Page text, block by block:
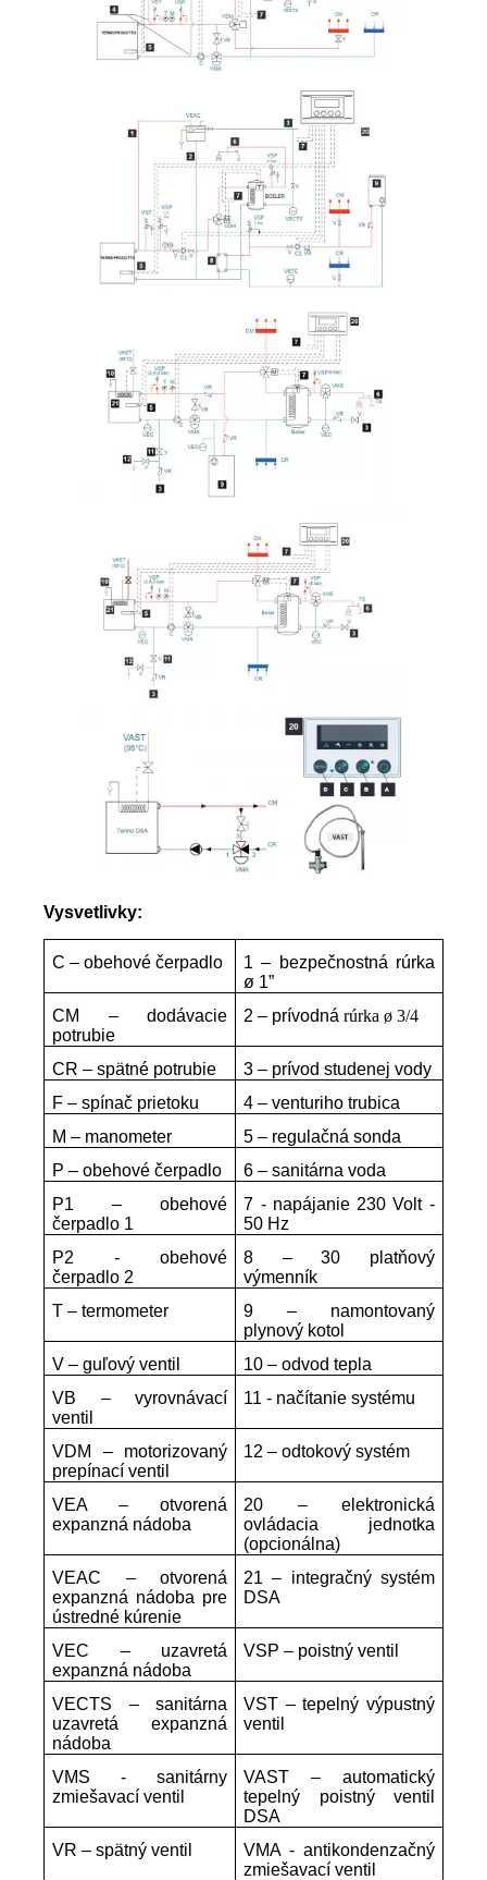
Vysvetlivky:
C – obehové čerpadlo
1 – bezpečnostná rúrka
ø 1”
CM – dodávacie
potrubie
2 – prívodnárúrka ø 3/4
CR – spätné potrubie
3 – prívod studenej vody
F – spínač prietoku
4 – venturiho trubica
M – manometer
5 – regulačná sonda
P – obehové čerpadlo
6 – sanitárna voda
P1 – obehové
čerpadlo 1
7 - napájanie 230 Volt -
50 Hz
P2 - obehové
čerpadlo 2
8 – 30 platňový
výmenník
T – termometer
9 – namontovaný
plynový kotol
V – guľový ventil
10 – odvod tepla
VB – vyrovnávací
ventil
11 - načítanie systému
VDM – motorizovaný
prepínací ventil
12 – odtokový systém
VEA – otvorená
expanzná nádoba
20 – elektronická
ovládacia jednotka
(opcionálna)
VEAC – otvorená
expanzná nádoba pre
ústredné kúrenie
21 – integračný systém
DSA
VEC – uzavretá
expanzná nádoba
VSP – poistný ventil
VECTS – sanitárna
uzavretá expanzná
nádoba
VST – tepelný výpustný
ventil
VMS - sanitárny
zmiešavací ventil
VAST – automatický
tepelný poistný ventil
DSA
VR – spätný ventil
VMA - antikondenzačný
zmiešavací ventil